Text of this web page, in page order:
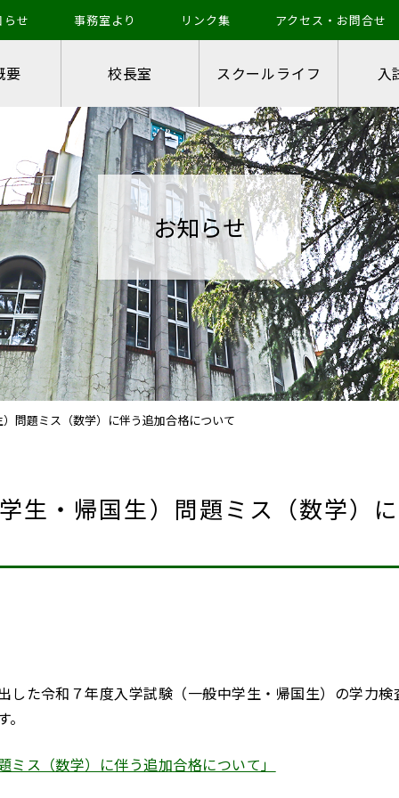
要 校長室 スクールライフ 入
らせ 事務室より リンク集 アクセス・お問合せ
お知らせ
生・帰国生）問題ミス（数学）
た令和７年度入学試験（一般中学生・帰国生）の学力検
ス（数学）に伴う追加合格について」
問題ミス（数学）に伴う追加合格について